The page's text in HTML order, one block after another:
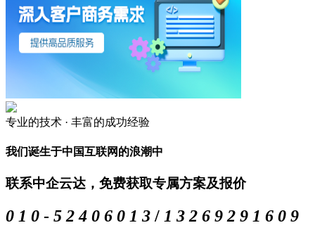
专业的技术 · 丰富的成功经验
我们诞生于中国互联网的浪潮中
联系中企云达，免费获取专属方案及报价
0 1 0 - 5 2 4 0 6 0 1 3 / 1 3 2 6 9 2 9 1 6 0 9